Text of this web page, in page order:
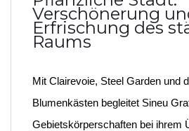
Verschönerung
Erfrischung des
Raums
Mit Clairevoie, Steel Garden und
Blumenkästen begleitet Sineu
Gebietskörperschaften bei ihrem